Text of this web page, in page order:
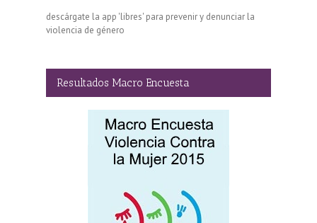
descárgate la app 'libres' para prevenir y denunciar la
violencia de género
Resultados Macro Encuesta